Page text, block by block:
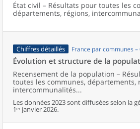
État civil – Résultats pour toutes les
départements, régions,
Chiffres détaillés France par communes
Évolution et structure de la
Recensement de la population –
toutes les communes, départements,
intercommunalités...
Les données 2023 sont diffusées selon la
1ᵉʳ janvier 2026.